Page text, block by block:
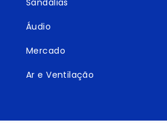
Sandálias
Áudio
Mercado
Ar e Ventilação